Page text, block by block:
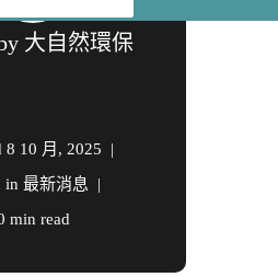
大自然環保
8 10 月, 2025
in 最新消息
min read